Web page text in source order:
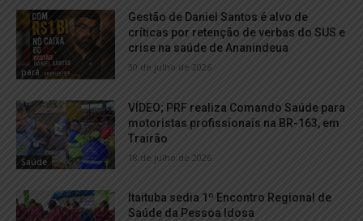
pará
Gestão de Daniel Santos é alvo de
críticas por retenção de verbas do SUS e
crise na saúde de Ananindeua
30 de julho de 2026
Saúde
VÍDEO; PRF realiza Comando Saúde para
motoristas profissionais na BR-163, em
Trairão
18 de julho de 2026
Itaituba sedia 1º Encontro Regional de
Saúde da Pessoa Idosa